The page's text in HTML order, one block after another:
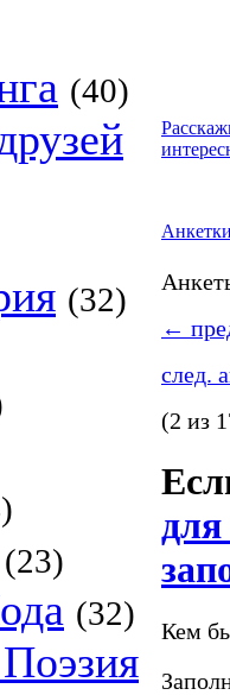
(40)
(32)
(23)
(32)
←
след.
(2 из
для
Кем